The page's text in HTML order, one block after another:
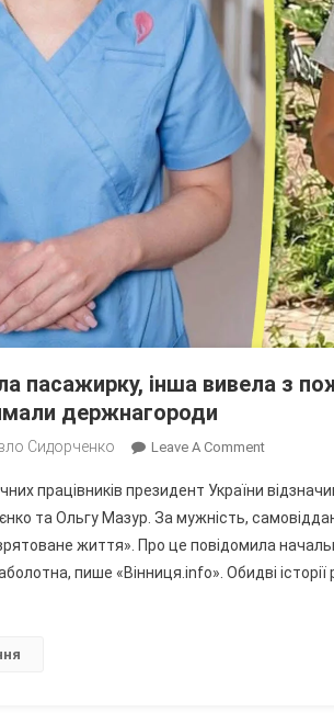
пасажирку, інша вивела з
держнагороди
Сидорченко Leave A CommentOn
Інша
Вивела
працівників президент України
та Ольгу Мазур. За мужність,
життя». Про це повідомила
пише «Вінниця.info». Обидві історії